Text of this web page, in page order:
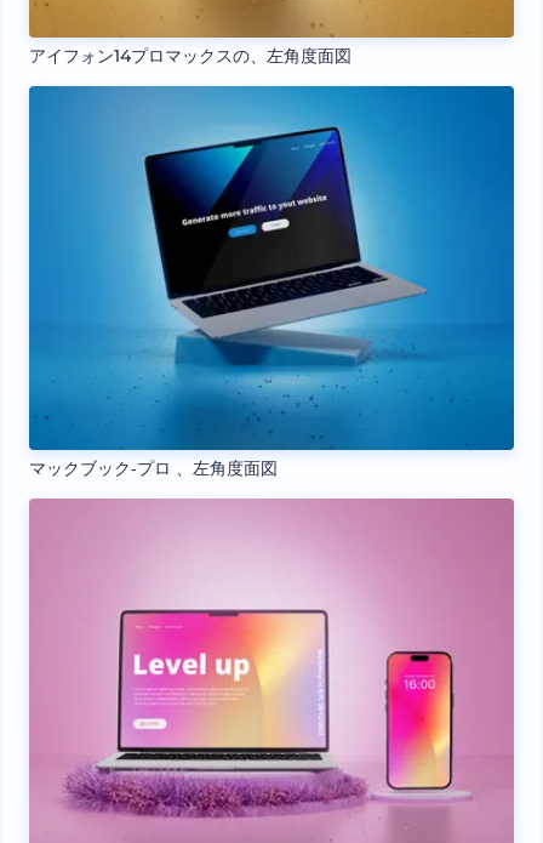
アイフォン14プロマックスの、左角度面図
マックブック‐プロ 、左角度面図